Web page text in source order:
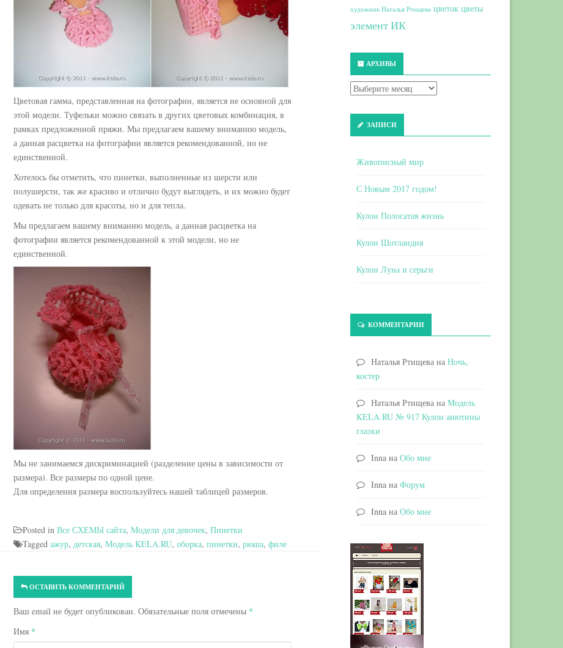
Цветовая гамма, представленная на фотографии, является не основной для
этой модели. Туфельки можно связать в других цветовых комбинация, в
рамках предложенной пряжи. Мы предлагаем вашему вниманию модель,
а данная расцветка на фотографии является рекомендованной, но не
единственной.
Хотелось бы отметить, что пинетки, выполненные из шерсти или
полушерсти, так же красиво и отлично будут выглядеть, и их можно будет
одевать не только для красоты, но и для тепла.
Мы предлагаем вашему вниманию модель, а данная расцветка на
фотографии является рекомендованной к этой модели, но не
единственной.
Мы не занимаемся дискриминацией (разделение цены в зависимости от
размера). Все размеры по одной цене.
Для определения размера воспользуйтесь нашей таблицей размеров.
Posted in Все СХЕМЫ сайта, Модели для девочек, Пинетки
Tagged ажур, детская, Модель KELA.RU, оборка, пинетки, рюша, филе
ОСТАВИТЬ КОММЕНТАРИЙ
Ваш email не будет опубликован. Обязательные поля отмечены *
Имя *
художник Наталья Ртищева цветок цветы
элемент ИК
АРХИВЫ
ЗАПИСИ
Живописный мир
С Новым 2017 годом!
Кулон Полосатая жизнь
Кулон Шотландия
Кулон Луна и серьги
КОММЕНТАРИИ
Наталья Ртищевана Ночь,
костер
Наталья Ртищевана Модель
KELA.RU № 917 Кулон анютины
глазки
Innaна Обо мне
Innaна Форум
Innaна Обо мне